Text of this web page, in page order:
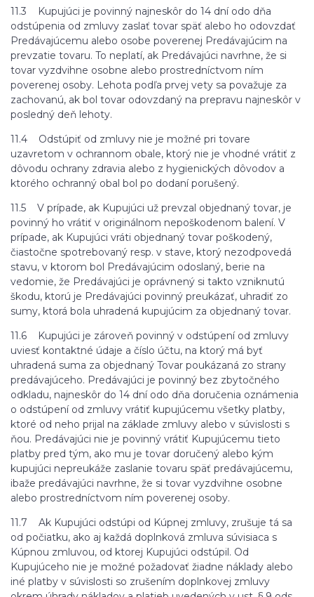
11.3 Kupujúci je povinný najneskôr do 14 dní odo dňa
odstúpenia od zmluvy zaslať tovar späť alebo ho odovzdať
Predávajúcemu alebo osobe poverenej Predávajúcim na
prevzatie tovaru. To neplatí, ak Predávajúci navrhne, že si
tovar vyzdvihne osobne alebo prostredníctvom ním
poverenej osoby. Lehota podľa prvej vety sa považuje za
zachovanú, ak bol tovar odovzdaný na prepravu najneskôr v
posledný deň lehoty.
11.4 Odstúpiť od zmluvy nie je možné pri tovare
uzavretom v ochrannom obale, ktorý nie je vhodné vrátiť z
dôvodu ochrany zdravia alebo z hygienických dôvodov a
ktorého ochranný obal bol po dodaní porušený.
11.5 V prípade, ak Kupujúci už prevzal objednaný tovar, je
povinný ho vrátiť v originálnom nepoškodenom balení. V
prípade, ak Kupujúci vráti objednaný tovar poškodený,
čiastočne spotrebovaný resp. v stave, ktorý nezodpovedá
stavu, v ktorom bol Predávajúcim odoslaný, berie na
vedomie, že Predávajúci je oprávnený si takto vzniknutú
škodu, ktorú je Predávajúci povinný preukázať, uhradiť zo
sumy, ktorá bola uhradená kupujúcim za objednaný tovar.
11.6 Kupujúci je zároveň povinný v odstúpení od zmluvy
uviesť kontaktné údaje a číslo účtu, na ktorý má byť
uhradená suma za objednaný Tovar poukázaná zo strany
predávajúceho. Predávajúci je povinný bez zbytočného
odkladu, najneskôr do 14 dní odo dňa doručenia oznámenia
o odstúpení od zmluvy vrátiť kupujúcemu všetky platby,
ktoré od neho prijal na základe zmluvy alebo v súvislosti s
ňou. Predávajúci nie je povinný vrátiť Kupujúcemu tieto
platby pred tým, ako mu je tovar doručený alebo kým
kupujúci nepreukáže zaslanie tovaru späť predávajúcemu,
ibaže predávajúci navrhne, že si tovar vyzdvihne osobne
alebo prostredníctvom ním poverenej osoby.
11.7 Ak Kupujúci odstúpi od Kúpnej zmluvy, zrušuje tá sa
od počiatku, ako aj každá doplnková zmluva súvisiaca s
Kúpnou zmluvou, od ktorej Kupujúci odstúpil. Od
Kupujúceho nie je možné požadovať žiadne náklady alebo
iné platby v súvislosti so zrušením doplnkovej zmluvy